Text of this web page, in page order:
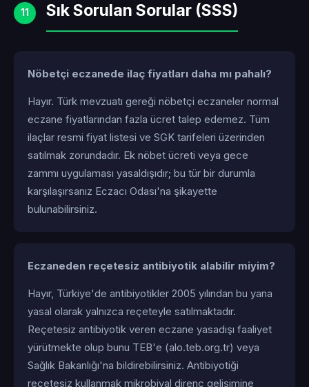
11 Sık Sorulan Sorular (SSS)
Nöbetçi eczanede ilaç fiyatları daha mı pahalı?
Hayır. Türk mevzuatı gereği nöbetçi eczaneler normal
eczane fiyatlarından fazla ücret talep edemez. Tüm
ilaçlar resmi fiyat listesi ve SGK tarifeleri üzerinden
satılmak zorundadır. Ek nöbet ücreti veya gece
zammı uygulaması yasaldışıdır; bu tür bir durumla
karşılaşırsanız Eczacı Odası'na şikayette
bulunabilirsiniz.
Eczaneden reçetesiz antibiyotik alabilir miyim?
Hayır, Türkiye'de antibiyotikler 2005 yılından bu yana
yasal olarak yalnızca reçeteyle satılmaktadır.
Reçetesiz antibiyotik veren eczane yasadışı faaliyet
yürütmekte olup bunu TEB'e (alo.teb.org.tr) veya
Sağlık Bakanlığı'na bildirebilirsiniz. Antibiyotiği
reçetesiz kullanmak mikrobiyal direnç gelişimine